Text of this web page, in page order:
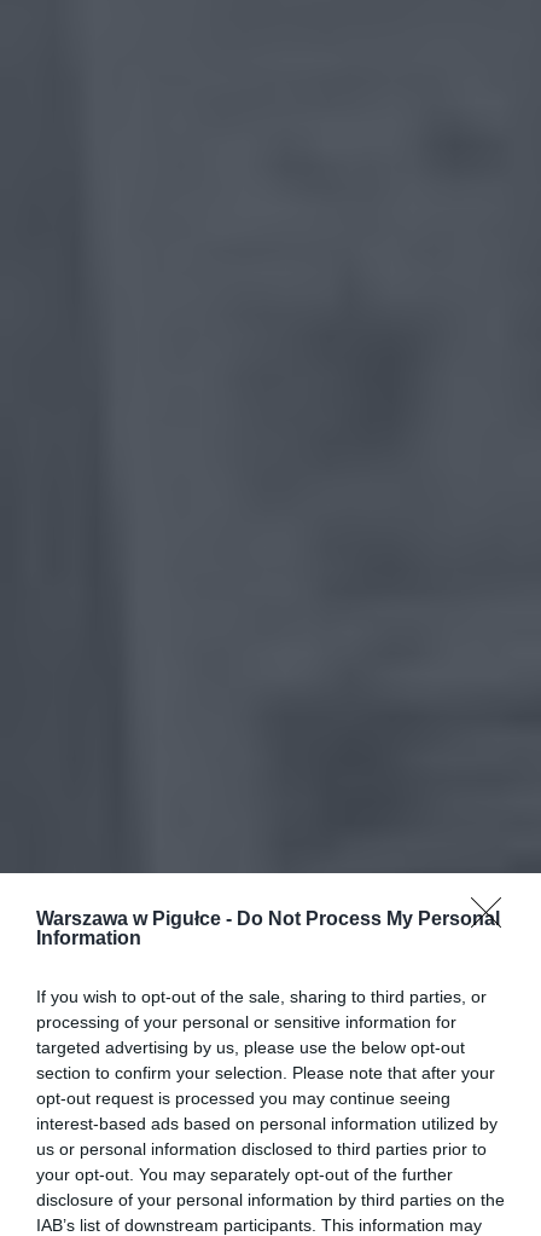
Warszawa w Pigułce - Do Not Process My Personal
Information
If you wish to opt-out of the sale, sharing to third parties, or
processing of your personal or sensitive information for
targeted advertising by us, please use the below opt-out
section to confirm your selection. Please note that after your
opt-out request is processed you may continue seeing
interest-based ads based on personal information utilized by
us or personal information disclosed to third parties prior to
your opt-out. You may separately opt-out of the further
disclosure of your personal information by third parties on the
IAB’s list of downstream participants. This information may